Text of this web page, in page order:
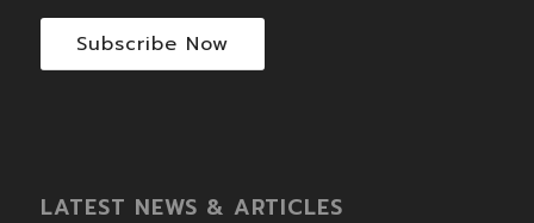
Subscribe Now
LATEST NEWS & ARTICLES